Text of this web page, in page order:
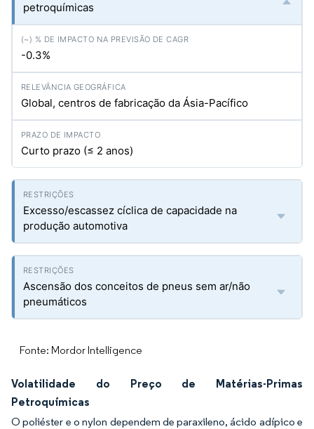
petroquímicas
-0.3%
Global, centros de fabricação da Ásia-Pacífico
Curto prazo (≤ 2 anos)
Excesso/escassez cíclica de capacidade na
produção automotiva
Ascensão dos conceitos de pneus sem ar/não
pneumáticos
Fonte: Mordor Intelligence
Volatilidade do Preço de Matérias-Primas
Petroquímicas
O poliéster e o nylon dependem de paraxileno, ácido adípico e